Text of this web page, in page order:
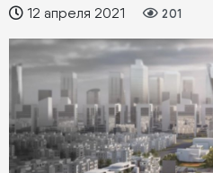
12 апреля 2021 201